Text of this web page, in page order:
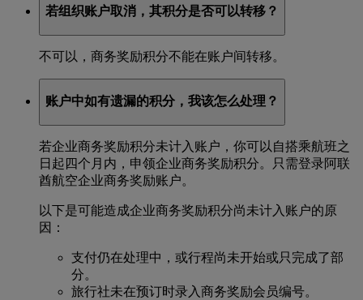
若组织账户取消，其积分是否可以转移？
不可以，商务奖励积分不能在账户间转移。
账户中如有遗漏的积分，我该怎么处理？
若企业商务奖励积分未计入账户，你可以自搭乘航班之
日起四个月内，申领企业商务奖励积分。只需登录阿联
酋航空企业商务奖励账户。
以下是可能造成企业商务奖励积分尚未计入账户的原
因：
支付仍在处理中，或行程尚未开始或只完成了部
分。
旅行社未在预订时录入商务奖励会员编号。